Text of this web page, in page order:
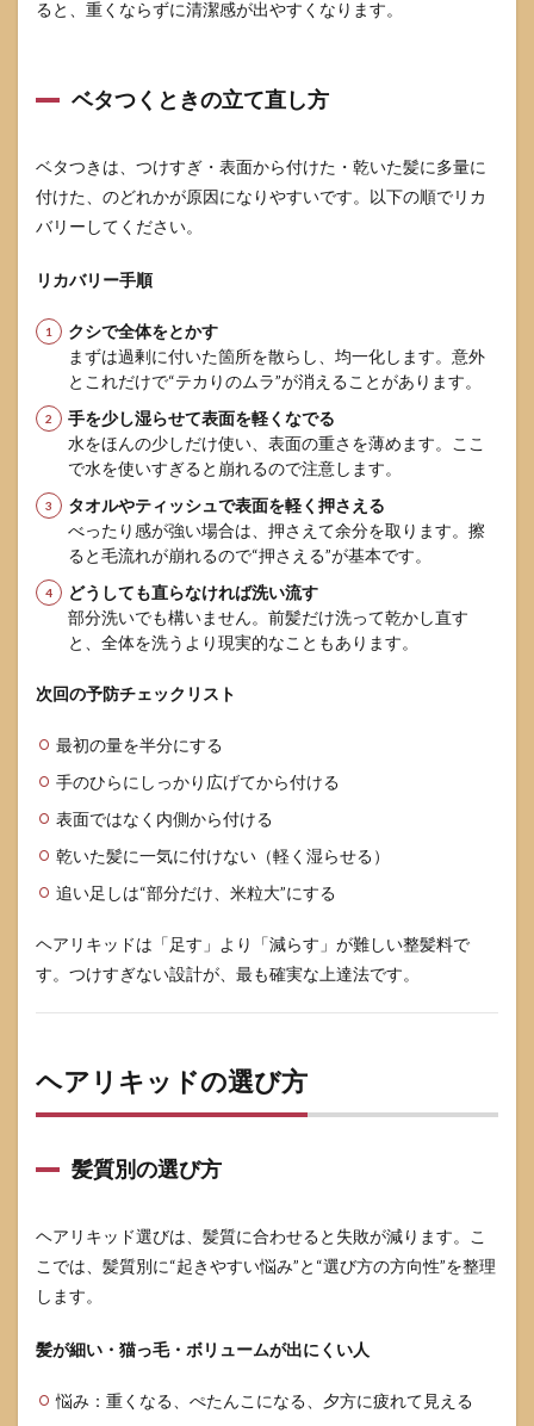
ると、重くならずに清潔感が出やすくなります。
ベタつくときの立て直し方
ベタつきは、つけすぎ・表面から付けた・乾いた髪に多量に
付けた、のどれかが原因になりやすいです。以下の順でリカ
バリーしてください。
リカバリー手順
クシで全体をとかす
まずは過剰に付いた箇所を散らし、均一化します。意外
とこれだけで“テカりのムラ”が消えることがあります。
手を少し湿らせて表面を軽くなでる
水をほんの少しだけ使い、表面の重さを薄めます。ここ
で水を使いすぎると崩れるので注意します。
タオルやティッシュで表面を軽く押さえる
べったり感が強い場合は、押さえて余分を取ります。擦
ると毛流れが崩れるので“押さえる”が基本です。
どうしても直らなければ洗い流す
部分洗いでも構いません。前髪だけ洗って乾かし直す
と、全体を洗うより現実的なこともあります。
次回の予防チェックリスト
最初の量を半分にする
手のひらにしっかり広げてから付ける
表面ではなく内側から付ける
乾いた髪に一気に付けない（軽く湿らせる）
追い足しは“部分だけ、米粒大”にする
ヘアリキッドは「足す」より「減らす」が難しい整髪料で
す。つけすぎない設計が、最も確実な上達法です。
ヘアリキッドの選び方
髪質別の選び方
ヘアリキッド選びは、髪質に合わせると失敗が減ります。こ
こでは、髪質別に“起きやすい悩み”と“選び方の方向性”を整理
します。
髪が細い・猫っ毛・ボリュームが出にくい人
悩み：重くなる、ぺたんこになる、夕方に疲れて見える